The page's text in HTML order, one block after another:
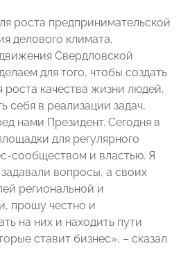
роста предпринимательской
делового климата,
Свердловской
для того, чтобы создать
качества жизни людей.
себя в реализации задач,
нами Президент. Сегодня в
для регулярного
сообществом и властью. Я
вопросы, а своих
региональной и
прошу честно и
на них и находить пути
ставит бизнес», – сказал